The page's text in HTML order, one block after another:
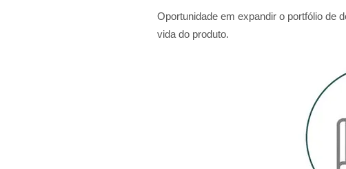
Oportunidade em expandir o portfólio de
vida do produto.